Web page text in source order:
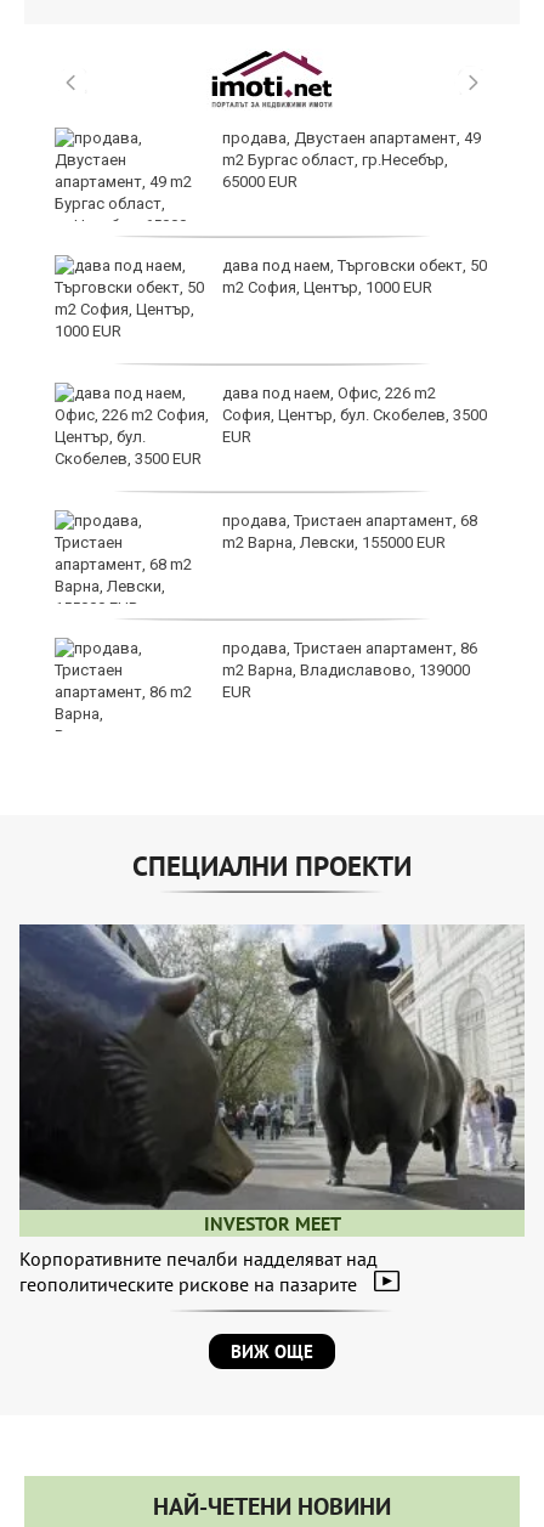
продава, Двустаен апартамент, 49
m2 Бургас област, гр.Несебър,
65000 EUR
дава под наем, Търговски обект, 50
m2 София, Център, 1000 EUR
дава под наем, Офис, 226 m2
София, Център, бул. Скобелев, 3500
EUR
продава, Тристаен апартамент, 68
m2 Варна, Левски, 155000 EUR
продава, Тристаен апартамент, 86
m2 Варна, Владиславово, 139000
EUR
СПЕЦИАЛНИ ПРОЕКТИ
INVESTOR MEET
Корпоративните печалби надделяват над
геополитическите рискове на пазарите
ВИЖ ОЩЕ
НАЙ-ЧЕТЕНИ НОВИНИ